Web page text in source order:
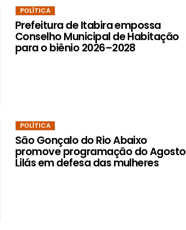
POLÍTICA
Prefeitura de Itabira empossa
Conselho Municipal de Habitação
para o biênio 2026–2028
POLÍTICA
São Gonçalo do Rio Abaixo
promove programação do Agosto
Lilás em defesa das mulheres